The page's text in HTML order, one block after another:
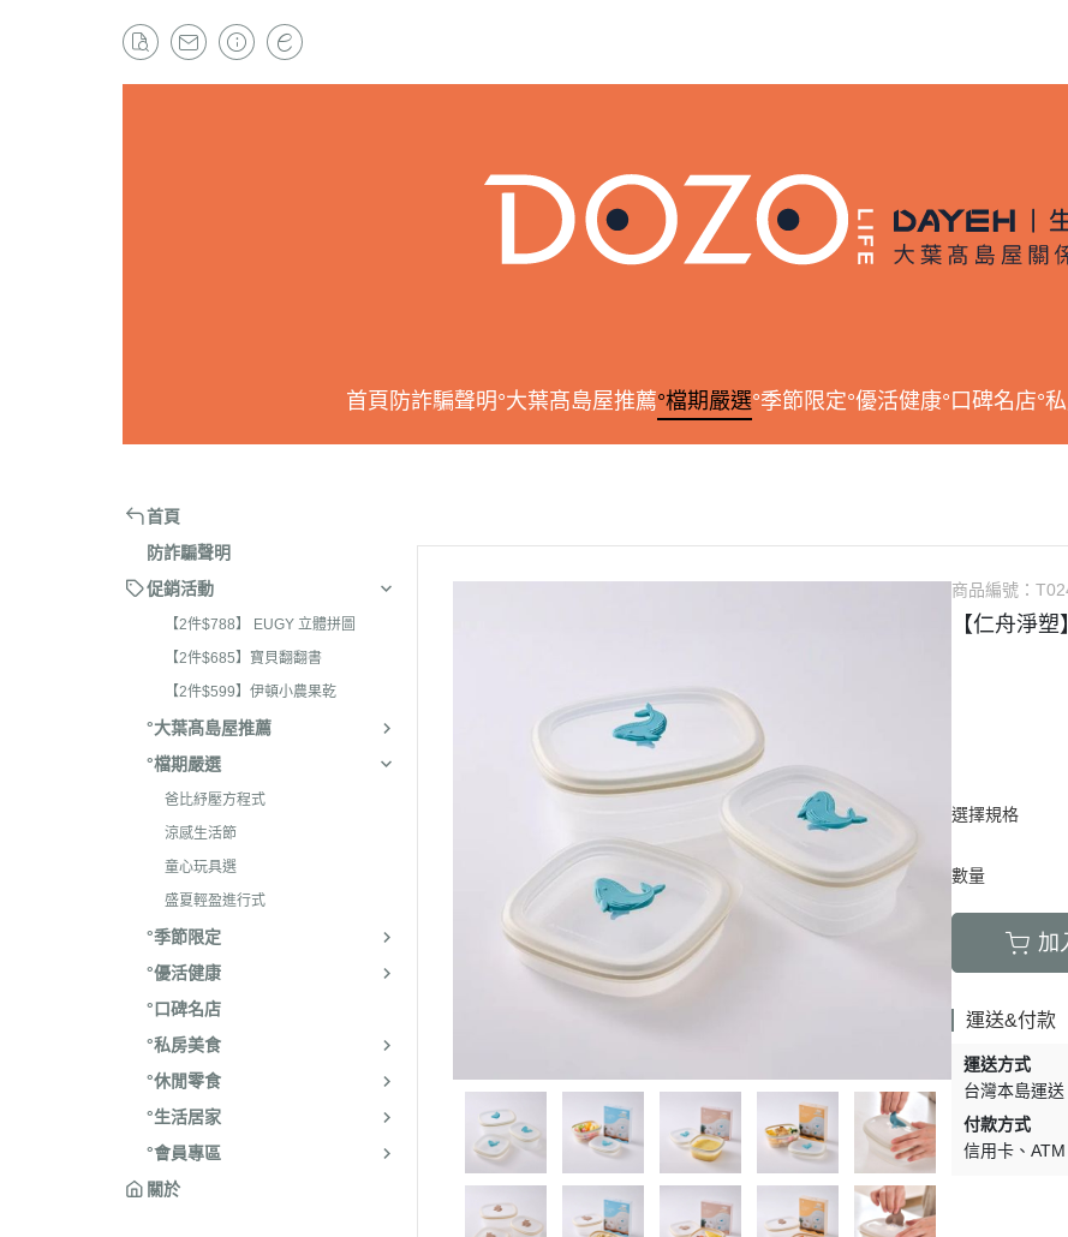
首頁 防詐騙聲明°大葉髙島屋推薦°檔期嚴選°季節限定°優活健康°口碑名店°
首頁
防詐騙聲明
促銷活動
【2件$788】 EUGY 立體拼圖
【2件$685】寶貝翻翻書
【2件$599】伊頓小農果乾
°大葉髙島屋推薦
°檔期嚴選
爸比紓壓方程式
涼感生活節
童心玩具選
盛夏輕盈進行式
°季節限定
°優活健康
°口碑名店
°私房美食
°休閒零食
°生活居家
°會員專區
關於
商品編號：
【仁舟淨
選擇規格
數量
加
運送&付款
運送方式
台灣本島運
付款方式
信用卡